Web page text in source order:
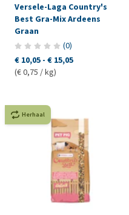
Versele-Laga Country's
Best Gra-Mix Ardeens
Graan
(0)
€ 10,05 - € 15,05
(€ 0,75 / kg)
Herhaal